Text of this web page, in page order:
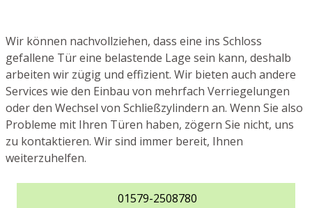
Wir können nachvollziehen, dass eine ins Schloss
gefallene Tür eine belastende Lage sein kann, deshalb
arbeiten wir zügig und effizient. Wir bieten auch andere
Services wie den Einbau von mehrfach Verriegelungen
oder den Wechsel von Schließzylindern an. Wenn Sie also
Probleme mit Ihren Türen haben, zögern Sie nicht, uns
zu kontaktieren. Wir sind immer bereit, Ihnen
weiterzuhelfen.
01579-2508780